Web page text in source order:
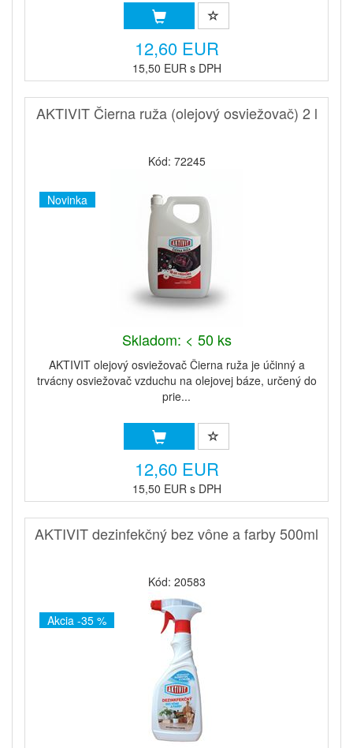
12,60 EUR
15,50 EUR s DPH
AKTIVIT Čierna ruža (olejový osviežovač) 2 l
Kód: 72245
Novinka
Skladom: < 50 ks
AKTIVIT olejový osviežovač Čierna ruža je účinný a
trvácny osviežovač vzduchu na olejovej báze, určený do
prie...
12,60 EUR
15,50 EUR s DPH
AKTIVIT dezinfekčný bez vône a farby 500ml
Kód: 20583
Akcia -35 %